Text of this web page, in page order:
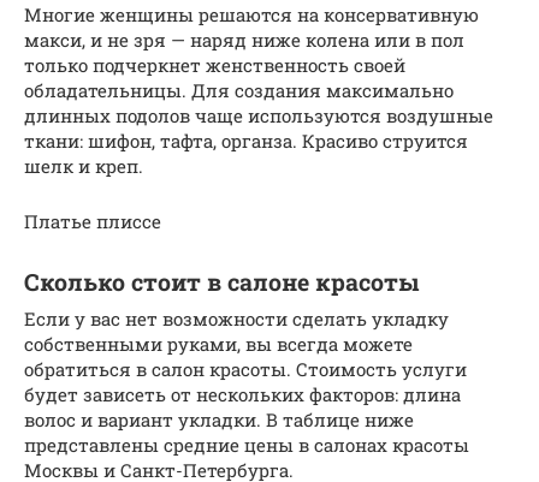
Многие женщины решаются на консервативную
макси, и не зря — наряд ниже колена или в пол
только подчеркнет женственность своей
обладательницы. Для создания максимально
длинных подолов чаще используются воздушные
ткани: шифон, тафта, органза. Красиво струится
шелк и креп.
Платье плиссе
Сколько стоит в салоне красоты
Если у вас нет возможности сделать укладку
собственными руками, вы всегда можете
обратиться в салон красоты. Стоимость услуги
будет зависеть от нескольких факторов: длина
волос и вариант укладки. В таблице ниже
представлены средние цены в салонах красоты
Москвы и Санкт-Петербурга.